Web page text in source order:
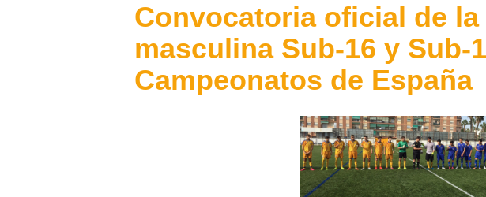
Convocatoria oficial de
masculina Sub-16 y Sub-
Campeonatos de España